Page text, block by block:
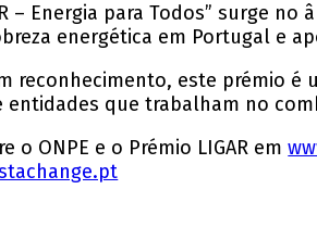
– Energia para Todos” surge
energética em Portugal e
reconhecimento, este prémio
entidades que trabalham no
o ONPE e o Prémio LIGAR em